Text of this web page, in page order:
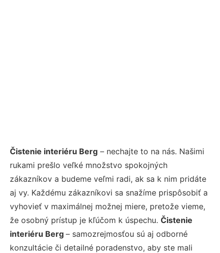
Čistenie interiéru Berg – nechajte to na nás. Našimi
rukami prešlo veľké množstvo spokojných
zákazníkov a budeme veľmi radi, ak sa k nim pridáte
aj vy. Každému zákazníkovi sa snažíme prispôsobiť a
vyhovieť v maximálnej možnej miere, pretože vieme,
že osobný prístup je kľúčom k úspechu. Čistenie
interiéru Berg – samozrejmosťou sú aj odborné
konzultácie či detailné poradenstvo, aby ste mali